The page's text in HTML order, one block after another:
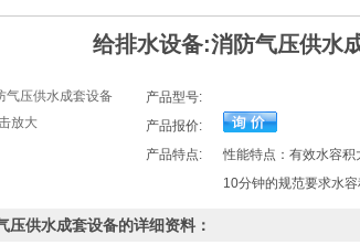
给排水设备:消防气压供水
放大
产品型号:
产品报价:
产品特点:
性能特点：有效水容
10分钟的规范要求水
压供水成套设备的详细资料：